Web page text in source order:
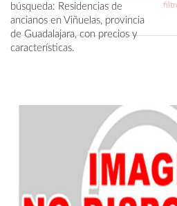
búsqueda: Residencias de
ancianos en Viñuelas, provincia
de Guadalajara, con precios y
características.